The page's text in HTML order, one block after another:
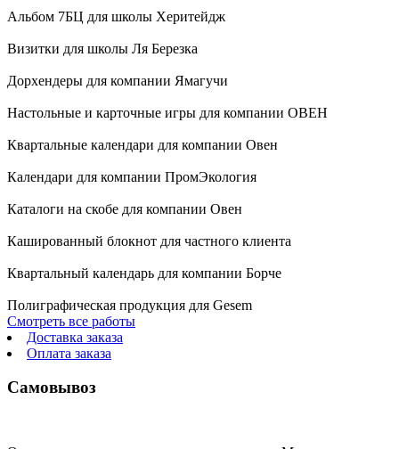
Альбом 7БЦ для школы Херитейдж
Визитки для школы Ля Березка
Дорхендеры для компании Ямагучи
Настольные и карточные игры для компании ОВЕН
Квартальные календари для компании Овен
Календари для компании ПромЭкология
Каталоги на скобе для компании Овен
Кашированный блокнот для частного клиента
Квартальный календарь для компании Борче
Полиграфическая продукция для Gesem
Смотреть все работы
Доставка заказа
Оплата заказа
Самовывоз